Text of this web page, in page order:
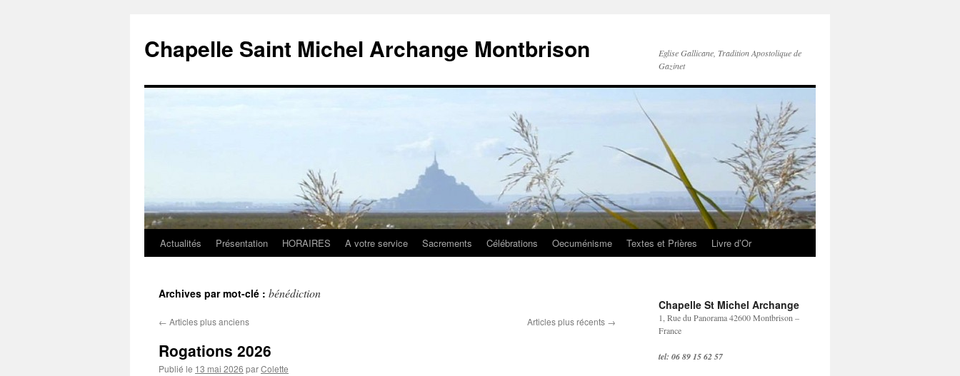
Chapelle Saint Michel Archange Montbrison
Eglise Gallicane, Tradition Apostolique de
Gazinet
Aller
contenu
Actualités Présentation HORAIRES A votre service Sacrements Célébrations Oecuménisme Textes et Prières Livre d’Or
Archives par mot-clé : bénédiction
← Articles plus anciens Articles plus récents →
Rogations 2026
Publié le 13 mai 2026 parColette
Chapelle St Michel Archange
1, Rue du Panorama 42600 Montbrison –
France
tel: 06 89 15 62 57